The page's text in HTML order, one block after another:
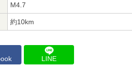
M4.7
約10km
LINE